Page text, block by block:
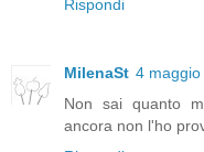
Rispondi
MilenaSt 4
Non sai quanto
ancora non l'ho